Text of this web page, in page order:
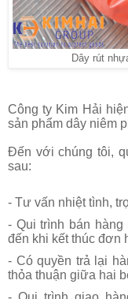
Dây rút
Công ty Kim Hải
sản phẩm dây niêm
Đến với chúng tôi,
sau:
- Tư vấn nhiệt tình,
- Qui trình bán
đến khi kết thúc đơn
- Có quyền trả lại
thỏa thuận giữa hai